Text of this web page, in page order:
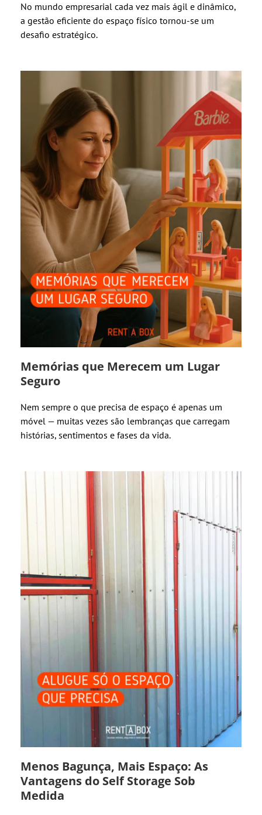
No mundo empresarial cada vez mais ágil e dinâmico,
a gestão eficiente do espaço físico tornou-se um
desafio estratégico.
Memórias que Merecem um Lugar
Seguro
Nem sempre o que precisa de espaço é apenas um
móvel — muitas vezes são lembranças que carregam
histórias, sentimentos e fases da vida.
Menos Bagunça, Mais Espaço: As
Vantagens do Self Storage Sob
Medida